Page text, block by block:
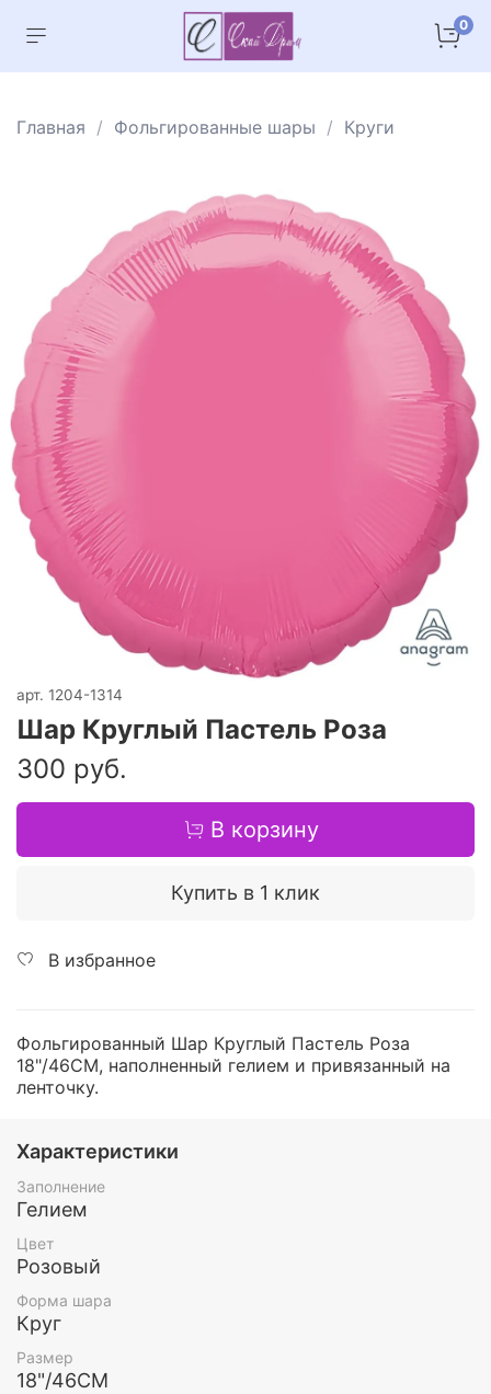
0
Главная Фольгированные шары Круги
арт. 1204-1314
Шар Круглый Пастель Роза
300 руб.
В корзину
Купить в 1 клик
В избранное
Фольгированный Шар Круглый Пастель Роза
18"/46СМ, наполненный гелием и привязанный на
ленточку.
Характеристики
Заполнение
Гелием
Цвет
Розовый
Форма шара
Круг
Размер
18"/46СМ